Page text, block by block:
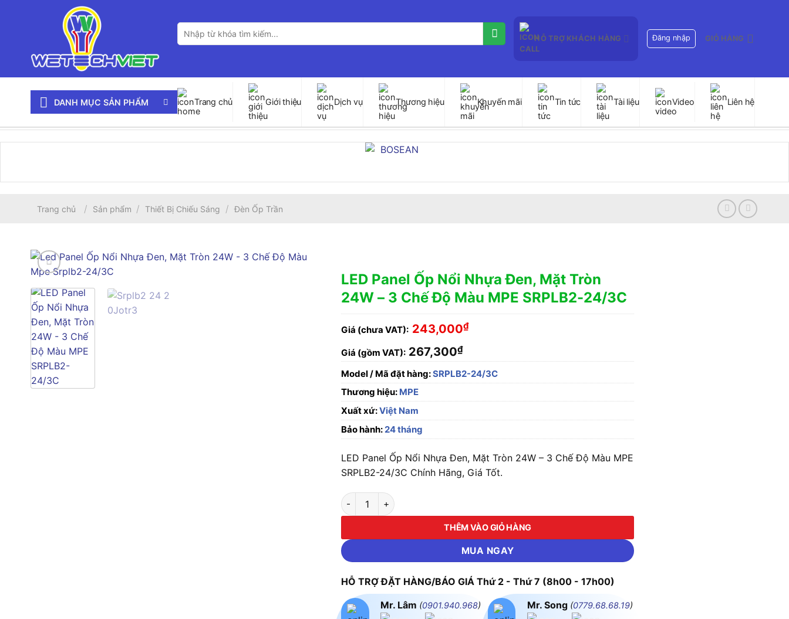
Tìm
kiếm:
HỖ TRỢ KHÁCH HÀNG Đăng nhập GIỎ HÀNG
DANH MỤC SẢN PHẨM Trang chủ Giới thiệu Dịch vụ Thương hiệu Khuyến mãi Tin tức Tài liệu Video Liên hệ
Trang chủ / Sản phẩm / Thiết Bị Chiếu Sáng / Đèn Ốp Trần
LED Panel Ốp Nổi Nhựa Đen, Mặt Tròn
24W – 3 Chế Độ Màu MPE SRPLB2-24/3C
Giá (chưa VAT): 243,000₫
Giá (gồm VAT): 267,300₫
Model / Mã đặt hàng:SRPLB2-24/3C
Thương hiệu: MPE
Xuất xứ:Việt Nam
Bảo hành:24 tháng
LED Panel Ốp Nổi Nhựa Đen, Mặt Tròn 24W – 3 Chế Độ Màu MPE
SRPLB2-24/3C Chính Hãng, Giá Tốt.
LED Panel Ốp Nổi Nhựa Đen, Mặt Tròn 24W - 3 Chế Độ Màu MPE SRPLB2-24/3C số lượng
THÊM VÀO GIỎ HÀNG
MUA NGAY
HỖ TRỢ ĐẶT HÀNG/BÁO GIÁ Thứ 2 - Thứ 7 (8h00 - 17h00)
Mr. Lâm (0901.940.968) Mr. Song (0779.68.68.19)